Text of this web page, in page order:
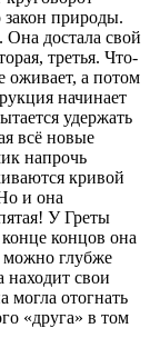
закон природы.
достала свой
третья. Что-
оживает, а потом
начинает
удержать
всё новые
напрочь
кривой
и она
У Греты
концов она
можно глубже
находит свои
могла отогнать
«друга» в том